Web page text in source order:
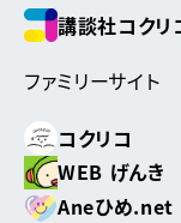
講談社コクリ
ファミリーサイト
コクリコ
WEB げんき
Aneひめ.net